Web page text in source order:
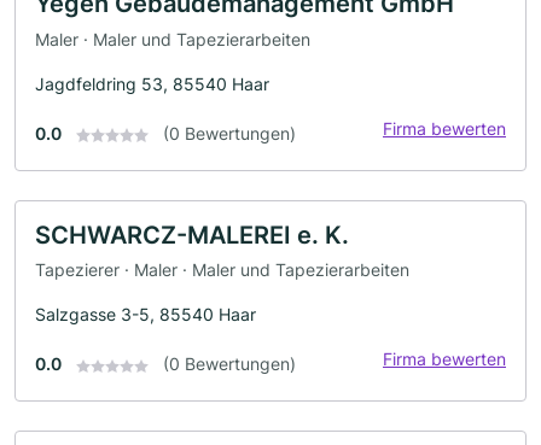
Maler · Maler und Tapezierarbeiten
Jagdfeldring 53, 85540 Haar
0.0 (0 Bewertungen) Firma bewerten
SCHWARCZ-MALEREI e. K.
Tapezierer · Maler · Maler und Tapezierarbeiten
Salzgasse 3-5, 85540 Haar
0.0 (0 Bewertungen) Firma bewerten